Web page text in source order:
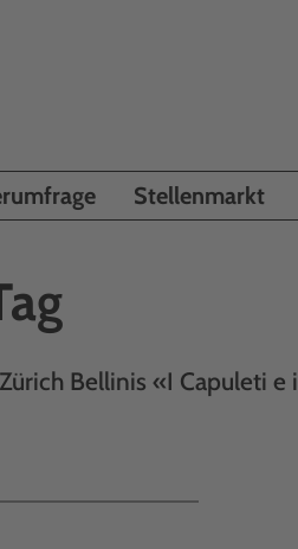
Stellenmarkt
Bellinis «I Capuleti e i